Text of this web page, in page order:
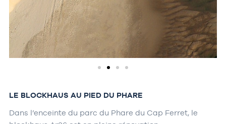
LE BLOCKHAUS AU PIED DU PHARE
Dans l’enceinte du parc du Phare du Cap Ferret, le